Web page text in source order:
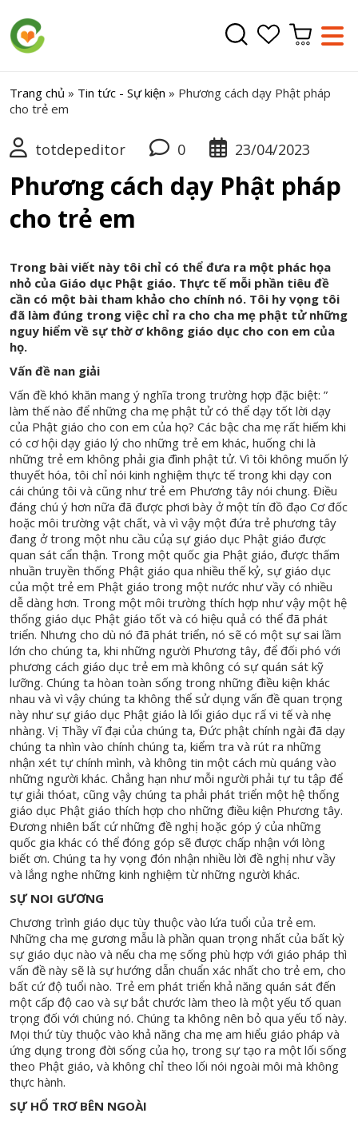
Trang chủ » Tin tức - Sự kiện » Phương cách dạy Phật pháp
cho trẻ em
totdepeditor 0 23/04/2023
Phương cách dạy Phật pháp
cho trẻ em
Trong bài viết này tôi chỉ có thể đưa ra một phác họa
nhỏ của Giáo dục Phật giáo. Thực tế mỗi phần tiêu đề
cần có một bài tham khảo cho chính nó. Tôi hy vọng tôi
đã làm đúng trong việc chỉ ra cho cha mẹ phật tử những
nguy hiểm về sự thờ ơ không giáo dục cho con em của
họ.
Vấn đề nan giải
Vấn đề khó khăn mang ý nghĩa trong trường hợp đặc biệt: ”
làm thế nào để những cha mẹ phật tử có thể dạy tốt lời dạy
của Phật giáo cho con em của họ? Các bậc cha mẹ rất hiếm khi
có cơ hội dạy giáo lý cho những trẻ em khác, huống chi là
những trẻ em không phải gia đình phật tử. Vì tôi không muốn lý
thuyết hóa, tôi chỉ nói kinh nghiệm thực tế trong khi dạy con
cái chúng tôi và cũng như trẻ em Phương tây nói chung. Điều
đáng chú ý hơn nữa đã được phơi bày ở một tín đồ đạo Cơ đốc
hoặc môi trường vật chất, và vì vậy một đứa trẻ phương tây
đang ở trong một nhu cầu củạ sự giáo dục Phật giáo được
quan sát cẩn thận. Trong một quốc gia Phật giáo, được thấm
nhuần truyền thống Phật giáo qua nhiều thế kỷ, sự giáo dục
của một trẻ em Phật giáo trong một nước như vầy có nhiều
dễ dàng hơn. Trong một môi trường thích hợp như vậy một hệ
thống giáo dục Phật giáo tốt và có hiệu quả có thể đã phát
triển. Nhưng cho dù nó đã phát triển, nó sẽ có một sự sai lầm
lớn cho chúng ta, khi những người Phương tây, để đối phó với
phương cách giáo dục trẻ em mà không có sự quán sát kỹ
lưỡng. Chúng ta hòan toàn sống trong những điều kiện khác
nhau và vì vậy chúng ta không thể sử dụng vấn đề quan trọng
này như sự giáo dục Phật giáo là lối giáo dục rấ vi tế và nhẹ
nhàng. Vị Thầy vĩ đại của chúng ta, Đức phật chính ngài đã dạy
chúng ta nhìn vào chính chúng ta, kiểm tra và rút ra những
nhận xét tự chính mình, và không tin một cách mù quáng vào
những người khác. Chẳng hạn như mỗi người phải tự tu tập để
tự giải thóat, cũng vậy chúng ta phải phát triển một hệ thống
giáo dục Phật giáo thích hợp cho những điều kiện Phương tây.
Đương nhiên bất cứ những đề nghị hoặc góp ý của những
quốc gia khác có thể đóng góp sẽ được chấp nhận với lòng
biết ơn. Chúng ta hy vọng đón nhận nhiều lời đề nghị như vầy
và lắng nghe những kinh nghiệm từ những người khác.
SỰ NOI GƯƠNG
Chương trình giáo dục tùy thuộc vào lứa tuổi của trẻ em.
Những cha mẹ gương mẫu là phần quan trọng nhất của bất kỳ
sự giáo dục nào và nếu cha mẹ sống phù hợp với giáo pháp thì
vấn đề này sẽ là sự hướng dẫn chuẩn xác nhất cho trẻ em, cho
bất cứ độ tuổi nào. Trẻ em phát triển khả năng quán sát đến
một cấp độ cao và sự bắt chước làm theo là một yếu tố quan
trọng đối với chúng nó. Chúng ta không nên bỏ qua yếu tố này.
Mọi thứ tùy thuộc vào khả năng cha mẹ am hiểu giáo pháp và
ứng dụng trong đời sống của họ, trong sự tạo ra một lối sống
theo Phật giáo, và không chỉ theo lối nói ngoài môi mà không
thực hành.
SỰ HỔ TRƠ BÊN NGOÀI